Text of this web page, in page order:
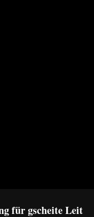
für gscheite Leit